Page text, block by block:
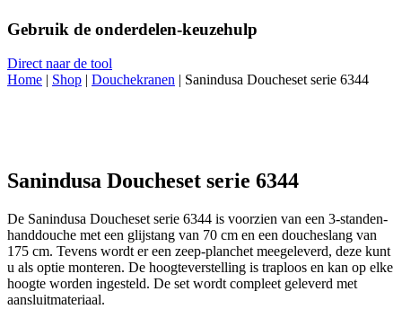
Gebruik de onderdelen-keuzehulp
Direct naar de tool
Home | Shop | Douchekranen | Sanindusa Doucheset serie 6344
Sanindusa Doucheset serie 6344
De Sanindusa Doucheset serie 6344 is voorzien van een 3-standen-
handdouche met een glijstang van 70 cm en een doucheslang van
175 cm. Tevens wordt er een zeep-planchet meegeleverd, deze kunt
u als optie monteren. De hoogteverstelling is traploos en kan op elke
hoogte worden ingesteld. De set wordt compleet geleverd met
aansluitmateriaal.